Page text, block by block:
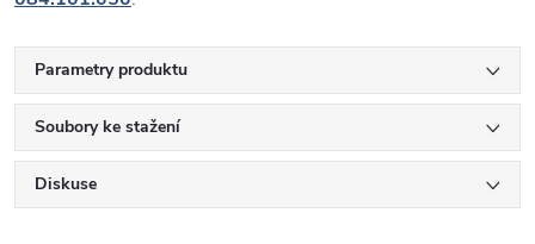
Parametry produktu
Soubory ke stažení
Diskuse